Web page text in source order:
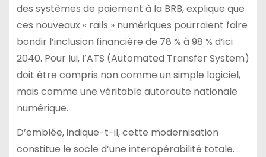
des systèmes de paiement à la BRB, explique que
ces nouveaux « rails » numériques pourraient faire
bondir l’inclusion financière de 78 % à 98 % d’ici
2040. Pour lui, l’ATS (Automated Transfer System)
doit être compris non comme un simple logiciel,
mais comme une véritable autoroute nationale
numérique.
D’emblée, indique-t-il, cette modernisation
constitue le socle d’une interopérabilité totale.